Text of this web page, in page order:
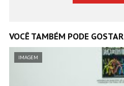
VOCÊ TAMBÉM PODE GOSTAR
IMAGEM